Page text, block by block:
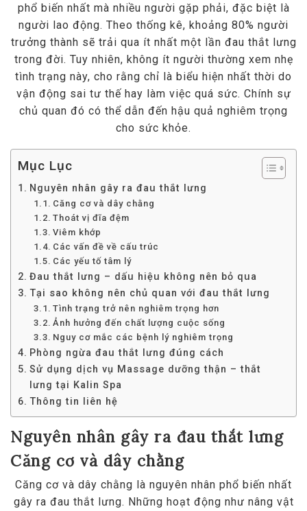
phổ biến nhất mà nhiều người gặp phải, đặc biệt là
người lao động. Theo thống kê, khoảng 80% người
trưởng thành sẽ trải qua ít nhất một lần đau thắt lưng
trong đời. Tuy nhiên, không ít người thường xem nhẹ
tình trạng này, cho rằng chỉ là biểu hiện nhất thời do
vận động sai tư thế hay làm việc quá sức. Chính sự
chủ quan đó có thể dẫn đến hậu quả nghiêm trọng
cho sức khỏe.
Mục Lục
Nguyên nhân gây ra đau thắt lưng
Căng cơ và dây chằng
Thoát vị đĩa đệm
Viêm khớp
Các vấn đề về cấu trúc
Các yếu tố tâm lý
Đau thắt lưng – dấu hiệu không nên bỏ qua
Tại sao không nên chủ quan với đau thắt lưng
Tình trạng trở nên nghiêm trọng hơn
Ảnh hưởng đến chất lượng cuộc sống
Nguy cơ mắc các bệnh lý nghiêm trọng
Phòng ngừa đau thắt lưng đúng cách
Sử dụng dịch vụ Massage dưỡng thận – thắt
lưng tại Kalin Spa
Thông tin liên hệ
Nguyên nhân gây ra đau thắt lưng
Căng cơ và dây chằng
Căng cơ và dây chằng là nguyên nhân phổ biến nhất
gây ra đau thắt lưng. Những hoạt động như nâng vật